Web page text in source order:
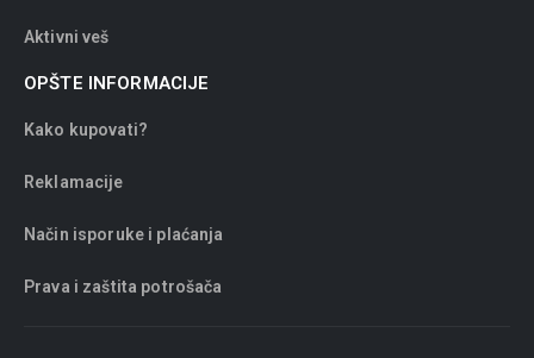
Aktivni veš
OPŠTE INFORMACIJE
Kako kupovati?
Reklamacije
Način isporuke i plaćanja
Prava i zaštita potrošača